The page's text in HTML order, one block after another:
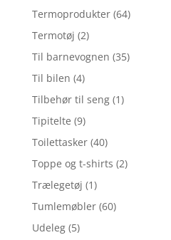
Termoprodukter (64)
Termotøj (2)
Til barnevognen (35)
Til bilen (4)
Tilbehør til seng (1)
Tipitelte (9)
Toilettasker (40)
Toppe og t-shirts (2)
Trælegetøj (1)
Tumlemøbler (60)
Udeleg (5)